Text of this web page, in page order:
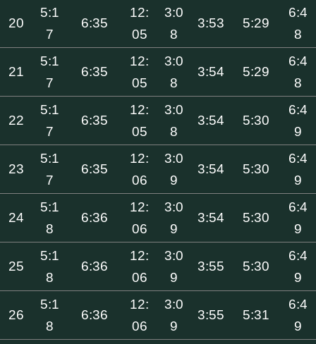
20
5:1
7
6:35
12:
05
3:0
8
3:53 5:29
6:4
8
21
5:1
7
6:35
12:
05
3:0
8
3:54 5:29
6:4
8
22
5:1
7
6:35
12:
05
3:0
8
3:54 5:30
6:4
9
23
5:1
7
6:35
12:
06
3:0
9
3:54 5:30
6:4
9
24
5:1
8
6:36
12:
06
3:0
9
3:54 5:30
6:4
9
25
5:1
8
6:36
12:
06
3:0
9
3:55 5:30
6:4
9
26
5:1
8
6:36
12:
06
3:0
9
3:55 5:31
6:4
9